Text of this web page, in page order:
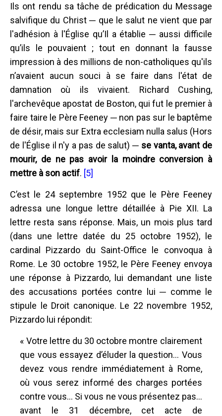
Ils ont rendu sa tâche de prédication du Message
salvifique du Christ ─ que le salut ne vient que par
l'adhésion à l'Église qu’Il a établie ─ aussi difficile
qu’ils le pouvaient ; tout en donnant la fausse
impression à des millions de non-catholiques qu'ils
n’avaient aucun souci à se faire dans l'état de
damnation où ils vivaient. Richard Cushing,
l'archevêque apostat de Boston, qui fut le premier à
faire taire le Père Feeney ─ non pas sur le baptême
de désir, mais sur Extra ecclesiam nulla salus (Hors
de l'Église il n'y a pas de salut) ─ se vanta, avant de
mourir, de ne pas avoir la moindre conversion à
mettre à son actif. [5]
C’est le 24 septembre 1952 que le Père Feeney
adressa une longue lettre détaillée à Pie XII. La
lettre resta sans réponse. Mais, un mois plus tard
(dans une lettre datée du 25 octobre 1952), le
cardinal Pizzardo du Saint-Office le convoqua à
Rome. Le 30 octobre 1952, le Père Feeney envoya
une réponse à Pizzardo, lui demandant une liste
des accusations portées contre lui ─ comme le
stipule le Droit canonique. Le 22 novembre 1952,
Pizzardo lui répondit:
« Votre lettre du 30 octobre montre clairement
que vous essayez d’éluder la question... Vous
devez vous rendre immédiatement à Rome,
où vous serez informé des charges portées
contre vous... Si vous ne vous présentez pas...
avant le 31 décembre, cet acte de